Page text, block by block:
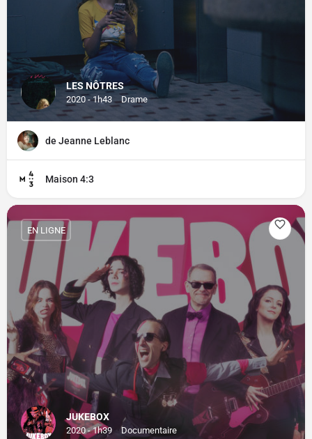
LES NÔTRES
2020 - 1h43 Drame
de Jeanne Leblanc
Maison 4:3
JUKEBOX
2020 - 1h39 Documentaire
EN LIGNE